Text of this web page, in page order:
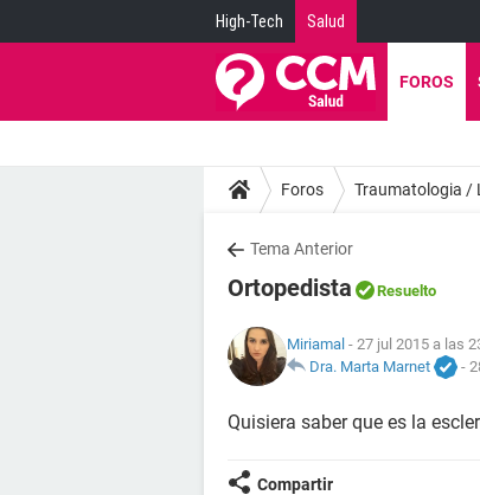
High-Tech Salud
FOROS
Foros Traumatologia /
Tema Anterior
Ortopedista Resuelto
Miriamal - 27 jul 2015 a las
Dra. Marta Marnet
-
Quisiera saber que es la
Compartir